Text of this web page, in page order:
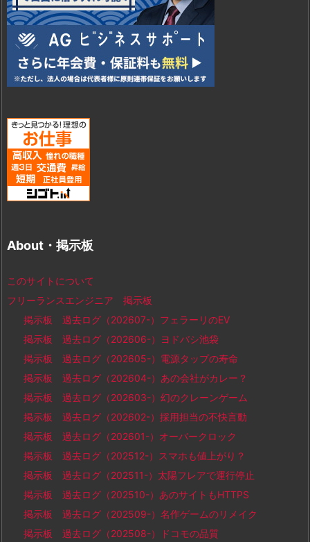
About・掲示板
このサイトについて
フリーランスエンジニア 掲示板
掲示板 過去ログ（202607-）フェラーリのEV
掲示板 過去ログ（202606-）ヨドバシ池袋
掲示板 過去ログ（202605-）電源タップの寿命
掲示板 過去ログ（202604-）あの会社がカレー？
掲示板 過去ログ（202603-）幻のクレーンゲーム
掲示板 過去ログ（202602-）採用担当の不快言動
掲示板 過去ログ（202601-）オーバークロック
掲示板 過去ログ（202512-）スマホも値上がり？
掲示板 過去ログ（202511-）太陽フレアで運行停止
掲示板 過去ログ（202510-）あのサイトもHTTPS
掲示板 過去ログ（202509-）名作ゲームのリメイク
掲示板 過去ログ（202508-）ドコモの品質